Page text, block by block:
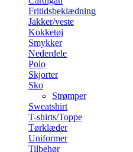
Fritidsbeklædning
Jakker/veste
Kokketøj
Smykker
Nederdele
Polo
Skjorter
Sko
Strømper
Sweatshirt
T-shirts/Toppe
Tørklæder
Uniformer
Tilbehør